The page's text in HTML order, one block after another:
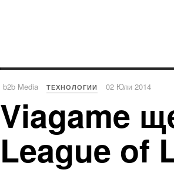
b2b Media ТЕХНОЛОГИИ 02 Юли 2014
Viagame
League of